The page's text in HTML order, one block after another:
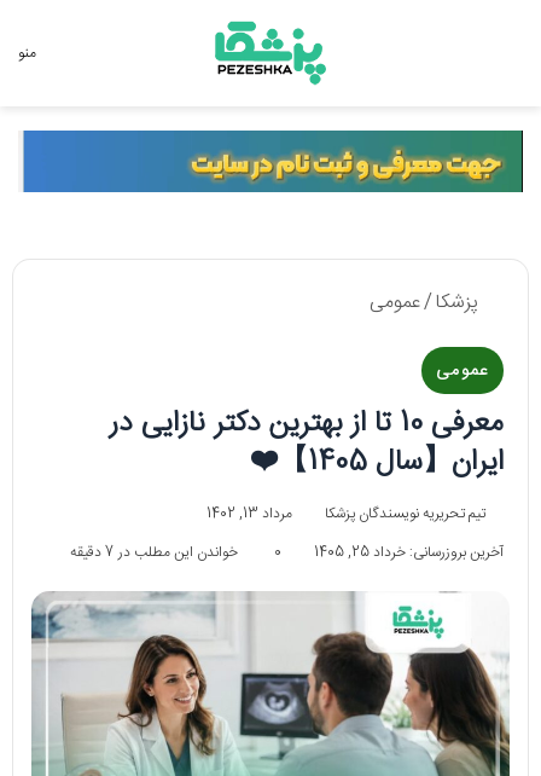
منو
پزشکا/عمومی
عمومی
معرفی 10 تا از بهترین دکتر نازایی در
ایران【سال 1405】❤️
تیم تحریریه نویسندگان پزشکا
مرداد 13, 1402
آخرین بروزرسانی: خرداد 25, 1405
0 خواندن این مطلب در 7 دقیقه